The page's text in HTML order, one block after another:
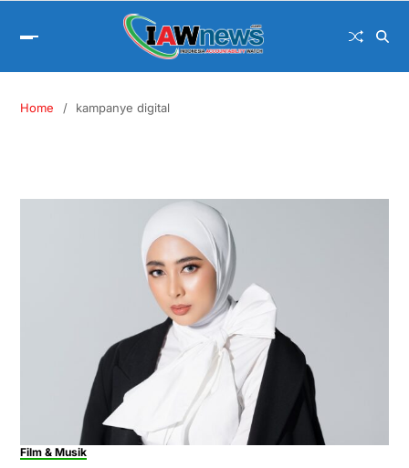
Home kampanye digital
Film & Musik